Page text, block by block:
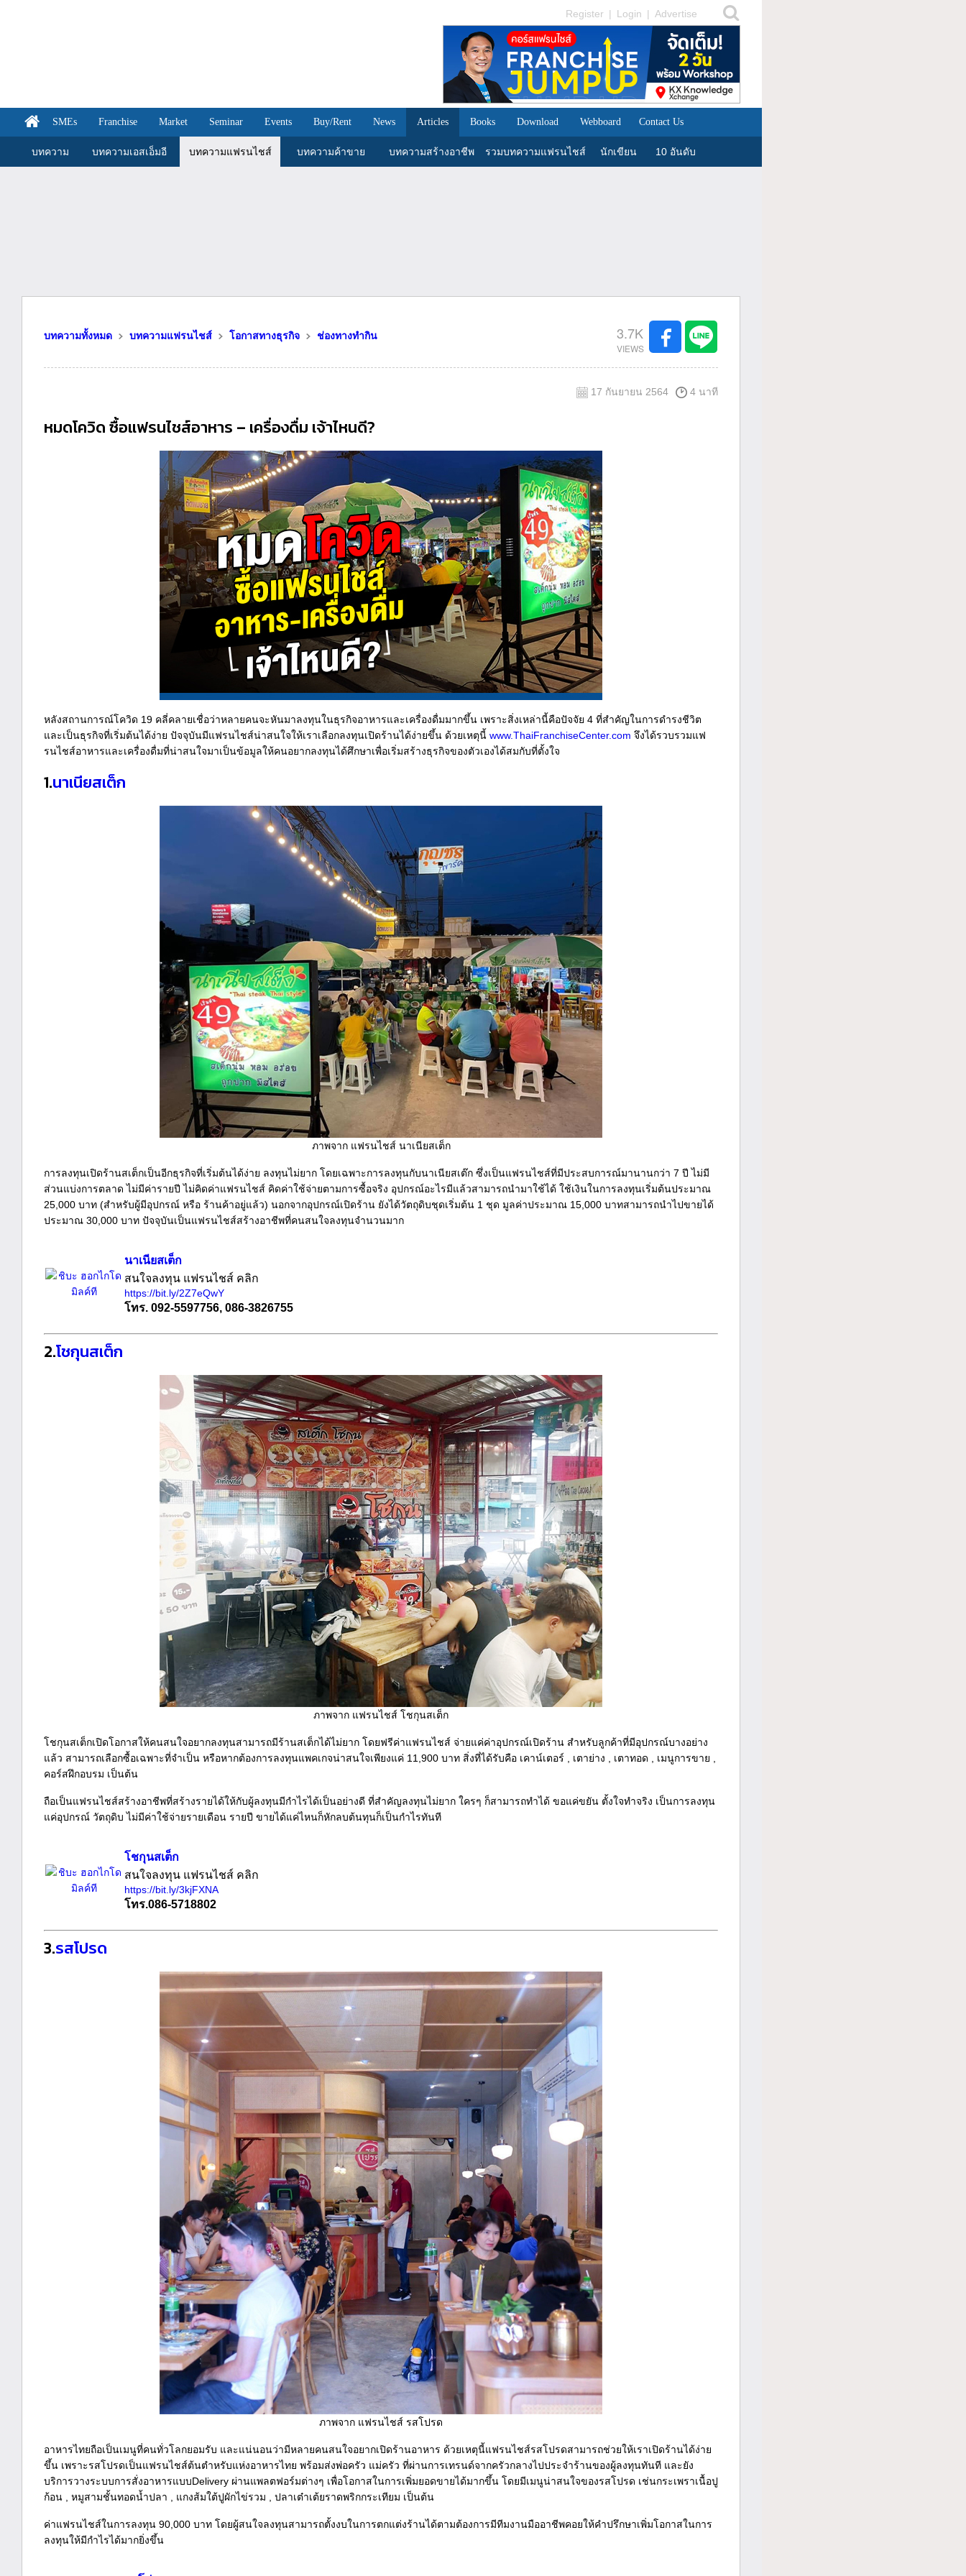
Register | Login | Advertise
SMEs Franchise Market Seminar Events Buy/Rent News Articles Books Download Webboard Contact Us
บทความ บทความเอสเอ็มอี บทความแฟรนไชส์ บทความค้าขาย บทความสร้างอาชีพ รวมบทความแฟรนไชส์ นักเขียน 10 อันดับ
บทความทั้งหมด บทความแฟรนไชส์ โอกาสทางธุรกิจ ช่องทางทำกิน 3.7K
4 นาที
17 กันยายน 2564
หมดโควิด ซื้อแฟรนไชส์อาหาร – เครื่องดื่ม เจ้าไหนดี?
หลังสถานการณ์โควิด 19 คลี่คลายเชื่อว่าหลายคนจะหันมาลงทุนในธุรกิจอาหารและเครื่องดื่มมากขึ้น เพราะสิ่งเหล่านี้คือปัจจัย 4 ที่สำคัญในการดำรงชีวิต
และเป็นธุรกิจที่เริ่มต้นได้ง่าย ปัจจุบันมีแฟรนไชส์น่าสนใจให้เราเลือกลงทุนเปิดร้านได้ง่ายขึ้น ด้วยเหตุนี้ www.ThaiFranchiseCenter.com จึงได้รวบรวมแฟ
รนไชส์อาหารและเครื่องดื่มที่น่าสนใจมาเป็นข้อมูลให้คนอยากลงทุนได้ศึกษาเพื่อเริ่มสร้างธุรกิจของตัวเองได้สมกับที่ตั้งใจ
1.นาเนียสเต็ก
ภาพจาก แฟรนไชส์ นาเนียสเต็ก
การลงทุนเปิดร้านสเต็กเป็นอีกธุรกิจที่เริ่มต้นได้ง่าย ลงทุนไม่ยาก โดยเฉพาะการลงทุนกับนาเนียสเต๊ก ซึ่งเป็นแฟรนไชส์ที่มีประสบการณ์มานานกว่า 7 ปี ไม่มี
ส่วนแบ่งการตลาด ไม่มีค่ารายปี ไม่คิดค่าแฟรนไชส์ คิดค่าใช้จ่ายตามการซื้อจริง อุปกรณ์อะไรมีแล้วสามารถนำมาใช้ได้ ใช้เงินในการลงทุนเริ่มต้นประมาณ
25,000 บาท (สำหรับผู้มีอุปกรณ์ หรือ ร้านค้าอยู่แล้ว) นอกจากอุปกรณ์เปิดร้าน ยังได้วัตถุดิบชุดเริ่มต้น 1 ชุด มูลค่าประมาณ 15,000 บาทสามารถนำไปขายได้
ประมาณ 30,000 บาท ปัจจุบันเป็นแฟรนไชส์สร้างอาชีพที่คนสนใจลงทุนจำนวนมาก
นาเนียสเต็ก
สนใจลงทุน แฟรนไชส์ คลิก
https://bit.ly/2Z7eQwY
โทร. 092-5597756, 086-3826755
2.โชกุนสเต็ก
ภาพจาก แฟรนไชส์ โชกุนสเต็ก
โชกุนสเต็กเปิดโอกาสให้คนสนใจอยากลงทุนสามารถมีร้านสเต็กได้ไม่ยาก โดยฟรีค่าแฟรนไชส์ จ่ายแค่ค่าอุปกรณ์เปิดร้าน สำหรับลูกค้าที่มีอุปกรณ์บางอย่าง
แล้ว สามารถเลือกซื้อเฉพาะที่จำเป็น หรือหากต้องการลงทุนแพคเกจน่าสนใจเพียงแค่ 11,900 บาท สิ่งที่ได้รับคือ เคาน์เตอร์ , เตาย่าง , เตาทอด , เมนูการขาย ,
คอร์สฝึกอบรม เป็นต้น
ถือเป็นแฟรนไชส์สร้างอาชีพที่สร้างรายได้ให้กับผู้ลงทุนมีกำไรได้เป็นอย่างดี ที่สำคัญลงทุนไม่ยาก ใครๆ ก็สามารถทำได้ ขอแค่ขยัน ตั้งใจทำจริง เป็นการลงทุน
แค่อุปกรณ์ วัตถุดิบ ไม่มีค่าใช้จ่ายรายเดือน รายปี ขายได้แค่ไหนก็หักลบต้นทุนก็เป็นกำไรทันที
โชกุนสเต็ก
สนใจลงทุน แฟรนไชส์ คลิก
https://bit.ly/3kjFXNA
โทร.086-5718802
3.รสโปรด
ภาพจาก แฟรนไชส์ รสโปรด
อาหารไทยถือเป็นเมนูที่คนทั่วโลกยอมรับ และแน่นอนว่ามีหลายคนสนใจอยากเปิดร้านอาหาร ด้วยเหตุนี้แฟรนไชส์รสโปรดสามารถช่วยให้เราเปิดร้านได้ง่าย
ขึ้น เพราะรสโปรดเป็นแฟรนไชส์ต้นตำหรับแห่งอาหารไทย พร้อมส่งพ่อครัว แม่ครัว ที่ผ่านการเทรนด์จากครัวกลางไปประจำร้านของผู้ลงทุนทันที และยัง
บริการวางระบบการสั่งอาหารแบบDelivery ผ่านแพลตฟอร์มต่างๆ เพื่อโอกาสในการเพิ่มยอดขายได้มากขึ้น โดยมีเมนูน่าสนใจของรสโปรด เช่นกระเพราเนื้อปู
ก้อน , หมูสามชั้นทอดน้ำปลา , แกงส้มใต้ปูผักไข่รวม , ปลาเต๋าเต้ยราดพริกกระเทียม เป็นต้น
ค่าแฟรนไชส์ในการลงทุน 90,000 บาท โดยผู้สนใจลงทุนสามารถตั้งงบในการตกแต่งร้านได้ตามต้องการมีทีมงานมืออาชีพคอยให้คำปรึกษาเพิ่มโอกาสในการ
ลงทุนให้มีกำไรได้มากยิ่งขึ้น